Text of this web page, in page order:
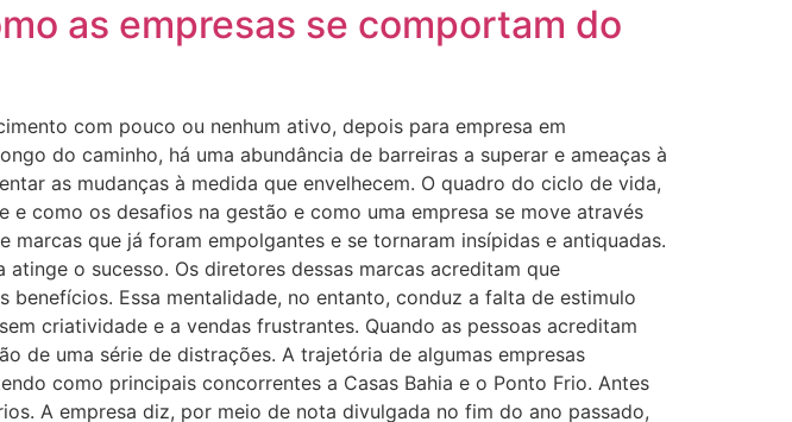
as empresas se comportam do
com pouco ou nenhum ativo, depois para empresa em
do caminho, há uma abundância de barreiras a superar e ameaças à
as mudanças à medida que envelhecem. O quadro do ciclo de vida,
como os desafios na gestão e como uma empresa se move através
que já foram empolgantes e se tornaram insípidas e antiquadas.
o sucesso. Os diretores dessas marcas acreditam que
Essa mentalidade, no entanto, conduz a falta de estimulo
criatividade e a vendas frustrantes. Quando as pessoas acreditam
de uma série de distrações. A trajetória de algumas empresas
como principais concorrentes a Casas Bahia e o Ponto Frio. Antes
A empresa diz, por meio de nota divulgada no fim do ano passado,